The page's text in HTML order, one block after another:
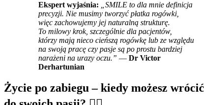
Ekspert wyjaśnia:
„SMILE to dla mnie definicja
precyzji. Nie musimy tworzyć płatka rogówki,
więc zachowujemy jej naturalną strukturę.
To milowy krok, szczególnie dla pacjentów,
którzy mają nieco cieńszą rogówkę lub ze względu
na swoją pracę czy pasje są po prostu bardziej
narażeni na urazy oczu.” — Dr Victor
Derhartunian
Życie po zabiegu – kiedy możesz wrócić